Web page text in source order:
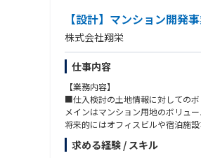
【設計】マンション開発
株式会社翔栄
仕事内容
【業務内容】
■仕入検討の土地情報に対しての
メインはマンション用地のボリュ
将来的にはオフィスビルや宿泊施
求める経験 / スキル